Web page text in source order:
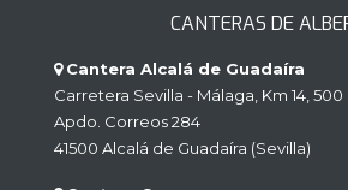
CANTERAS DE
Cantera Alcalá de Guadaíra
Carretera Sevilla - Málaga, Km 14, 500
Apdo. Correos 284
41500 Alcalá de Guadaíra (Sevilla)